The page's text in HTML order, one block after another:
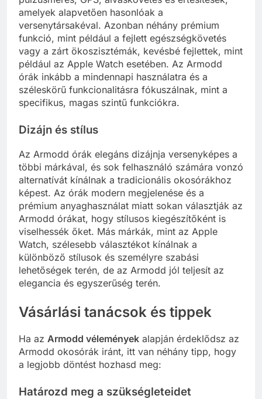
amelyek alapvetően hasonlóak a
versenytársakéval. Azonban néhány prémium
funkció, mint például a fejlett egészségkövetés
vagy a zárt ökoszisztémák, kevésbé fejlettek, mint
például az Apple Watch esetében. Az Armodd
órák inkább a mindennapi használatra és a
széleskörű funkcionalitásra fókuszálnak, mint a
specifikus, magas szintű funkciókra.
Dizájn és stílus
Az Armodd órák elegáns dizájnja versenyképes a
többi márkával, és sok felhasználó számára vonzó
alternatívát kínálnak a tradicionális okosórákhoz
képest. Az órák modern megjelenése és a
prémium anyaghasználat miatt sokan választják az
Armodd órákat, hogy stílusos kiegészítőként is
viselhessék őket. Más márkák, mint az Apple
Watch, szélesebb választékot kínálnak a
különböző stílusok és személyre szabási
lehetőségek terén, de az Armodd jól teljesít az
elegancia és egyszerűség terén.
Vásárlási tanácsok és tippek
Ha az Armodd vélemények alapján érdeklődsz az
Armodd okosórák iránt, itt van néhány tipp, hogy
a legjobb döntést hozhasd meg:
Határozd meg a szükségleteidet